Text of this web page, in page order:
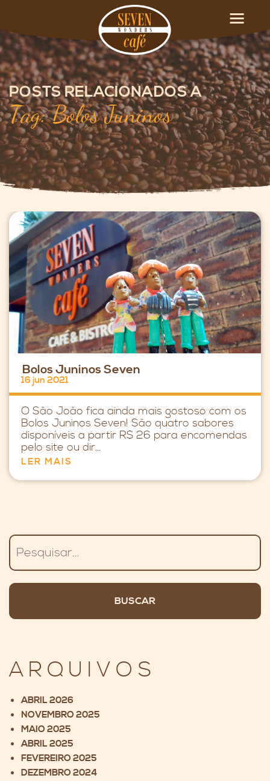
POSTS RELACIONADOS A
Tag: Bolos Juninos
Bolos Juninos Seven
16 jun 2021
O São João fica ainda mais gostoso com os
Bolos Juninos Seven! São quatro sabores
disponíveis a partir R$ 26 para encomendas
pelo site ou dir...
LER MAIS
Pesquisar
ARQUIVOS
ABRIL 2026
NOVEMBRO 2025
MAIO 2025
ABRIL 2025
FEVEREIRO 2025
DEZEMBRO 2024